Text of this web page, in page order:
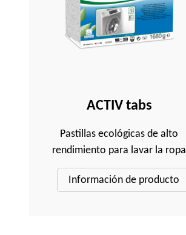
ACTIV tabs
Pastillas ecológicas de alto
rendimiento para lavar la ropa
Información de producto